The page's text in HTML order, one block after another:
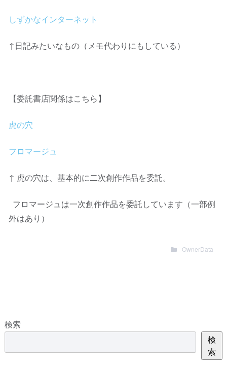
しずかなインターネット
↑日記みたいなもの（メモ代わりにもしている）
【委託書店関係はこちら】
虎の穴
フロマージュ
↑ 虎の穴は、基本的に二次創作作品を委託。
フロマージュは一次創作作品を委託しています（一部例
外はあり）
OwnerData
検索
検
索